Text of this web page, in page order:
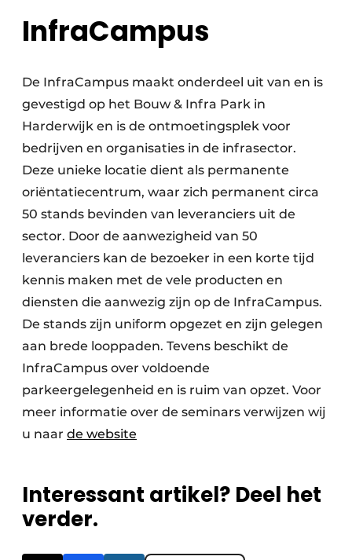
InfraCampus
De InfraCampus maakt onderdeel uit van en is
gevestigd op het Bouw & Infra Park in
Harderwijk en is de ontmoetingsplek voor
bedrijven en organisaties in de infrasector.
Deze unieke locatie dient als permanente
oriëntatiecentrum, waar zich permanent circa
50 stands bevinden van leveranciers uit de
sector. Door de aanwezigheid van 50
leveranciers kan de bezoeker in een korte tijd
kennis maken met de vele producten en
diensten die aanwezig zijn op de InfraCampus.
De stands zijn uniform opgezet en zijn gelegen
aan brede looppaden. Tevens beschikt de
InfraCampus over voldoende
parkeergelegenheid en is ruim van opzet. Voor
meer informatie over de seminars verwijzen wij
u naar de website
Interessant artikel? Deel het
verder.